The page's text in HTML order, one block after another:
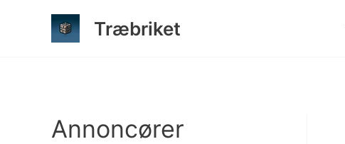
Træbriket
Annoncører